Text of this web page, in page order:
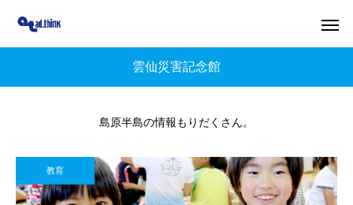
雲仙災害記念館
島原半島の情報もりだくさん。
教育